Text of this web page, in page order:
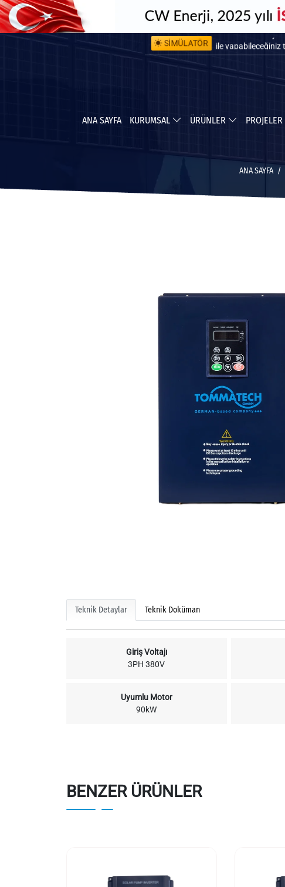
SİMÜLATÖR
ile kurulum
ile yapabileceğiniz
ANA SAYFA KURUMSAL ÜRÜNLER PROJELER
ANA SAYFA
Teknik Detaylar Teknik Doküman
Giriş Voltajı
3PH 380V
Uyumlu Motor
90kW
BENZER ÜRÜNLER